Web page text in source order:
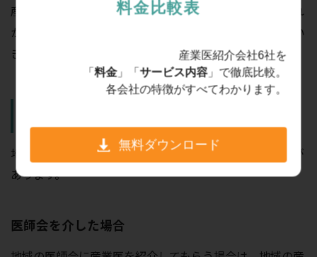
料金比較表
産業医紹介会社6社を
「料金」「サービス内容」で徹底比較。
各会社の特徴がすべてわかります。
無料ダウンロード
産業医の探し方によって料金に違いが発生するため、これ
から産業医の探し方や料金について少し掘り下げて見てい
きましょう。
地域の医師会や医療機関に産業医を紹介してもらう方法が
あります。
医師会を介した場合